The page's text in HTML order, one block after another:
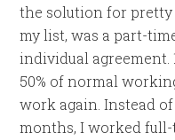
the solution for
my list, was a part-
individual
50% of normal
work again. Instead
months, I worked